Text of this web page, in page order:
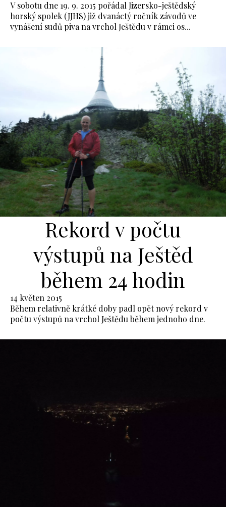
V sobotu dne 19. 9. 2015 pořádal Jizersko-ještědský
horský spolek (JJHS) již dvanáctý ročník závodů ve
vynášení sudů piva na vrchol Ještědu v rámci os...
Rekord v počtu
výstupů na Ještěd
během 24 hodin
14 květen 2015
Během relativně krátké doby padl opět nový rekord v
počtu výstupů na vrchol Ještědu během jednoho dne.